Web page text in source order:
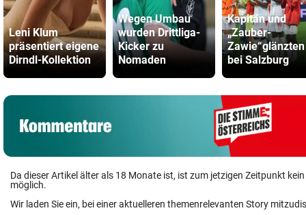
Leni Klum
präsentiert eigene
Dirndl-Kollektion
Wegen Umbau
wurden Drittliga-
Kicker zu
Nomaden
Kapitän und
„Zauber-
Zawie“glänzten
bei Salzburg
Da dieser Artikel älter als 18 Monate ist, ist zum jetzigen Zeitpunkt
möglich.
Wir laden Sie ein, bei einer aktuelleren themenrelevanten Story